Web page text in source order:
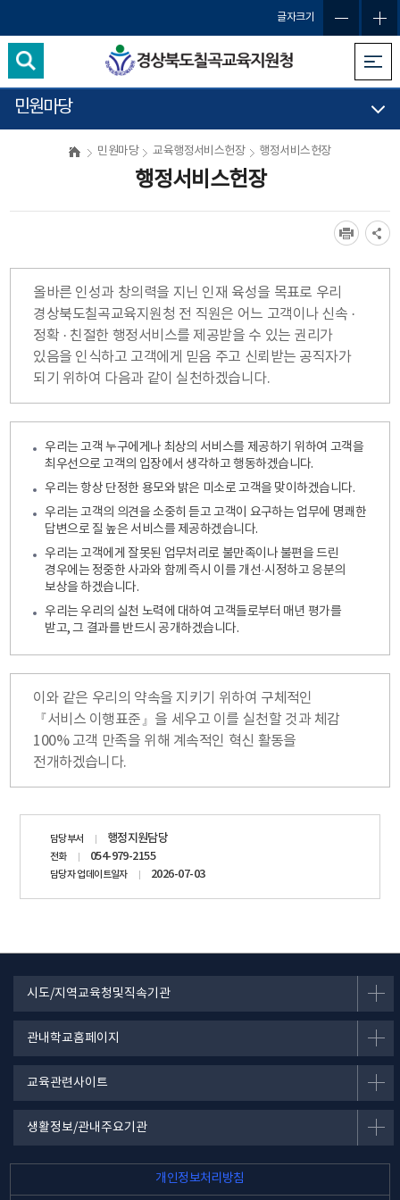
글자크기
민원마당
민원마당 교육행정서비스헌장 행정서비스헌장
행정서비스헌장
올바른 인성과 창의력을 지닌 인재 육성을 목표로 우리
경상북도칠곡교육지원청 전 직원은 어느 고객이나 신속 ·
정확 · 친절한 행정서비스를 제공받을 수 있는 권리가
있음을 인식하고 고객에게 믿음 주고 신뢰받는 공직자가
되기 위하여 다음과 같이 실천하겠습니다.
우리는 고객 누구에게나 최상의 서비스를 제공하기 위하여 고객을
최우선으로 고객의 입장에서 생각하고 행동하겠습니다.
우리는 항상 단정한 용모와 밝은 미소로 고객을 맞이하겠습니다.
우리는 고객의 의견을 소중히 듣고 고객이 요구하는 업무에 명쾌한
답변으로 질 높은 서비스를 제공하겠습니다.
우리는 고객에게 잘못된 업무처리로 불만족이나 불편을 드린
경우에는 정중한 사과와 함께 즉시 이를 개선·시정하고 응분의
보상을 하겠습니다.
우리는 우리의 실천 노력에 대하여 고객들로부터 매년 평가를
받고, 그 결과를 반드시 공개하겠습니다.
이와 같은 우리의 약속을 지키기 위하여 구체적인
『서비스 이행표준』을 세우고 이를 실천할 것과 체감
100% 고객 만족을 위해 계속적인 혁신 활동을
전개하겠습니다.
담당부서 행정지원담당
전화 054-979-2155
담당자 업데이트일자 2026-07-03
시도/지역교육청및직속기관
관내학교홈페이지
교육관련사이트
생활정보/관내주요기관
개인정보처리방침